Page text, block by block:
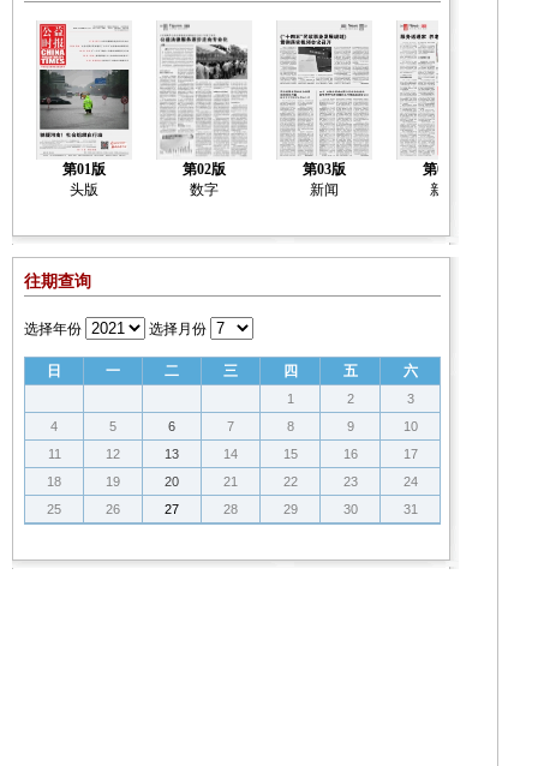
第01版
头版
第02版
数字
第03版
新闻
第04版
新闻
往期查询
选择年份 选择月份
日 一 二 三 四 五 六
1 2
3
4
5 6 7 8 9
10
11
12 13 14 15 16
17
18
19 20 21 22 23
24
25
26 27 28 29 30 31